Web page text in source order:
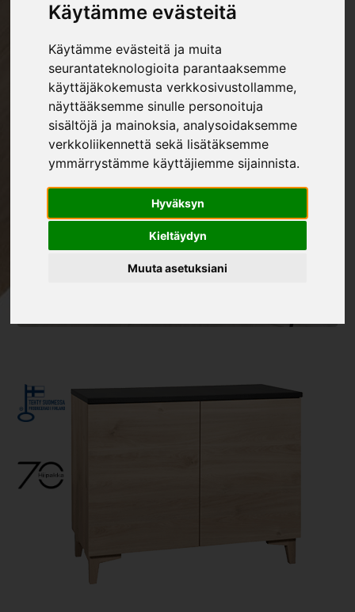
Käytämme evästeitä
Käytämme evästeitä ja muita
seurantateknologioita parantaaksemme
käyttäjäkokemusta verkkosivustollamme,
näyttääksemme sinulle personoituja
sisältöjä ja mainoksia, analysoidaksemme
verkkoliikennettä sekä lisätäksemme
ymmärrystämme käyttäjiemme sijainnista.
Hyväksyn
Kieltäydyn
Muuta asetuksiani